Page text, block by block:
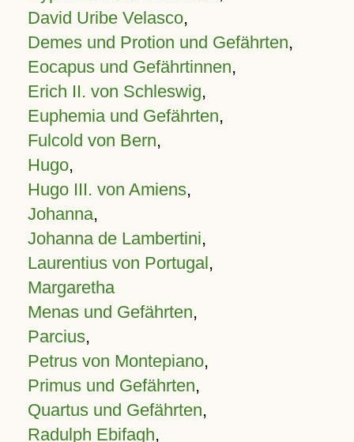
David Uribe Velasco,
Demes und Protion und Gefährten,
Eocapus und Gefährtinnen,
Erich II. von Schleswig,
Euphemia und Gefährten,
Fulcold von Bern,
Hugo,
Hugo III. von Amiens,
Johanna,
Johanna de Lambertini,
Laurentius von Portugal,
Margaretha
Menas und Gefährten,
Parcius,
Petrus von Montepiano,
Primus und Gefährten,
Quartus und Gefährten,
Radulph Ebifagh,